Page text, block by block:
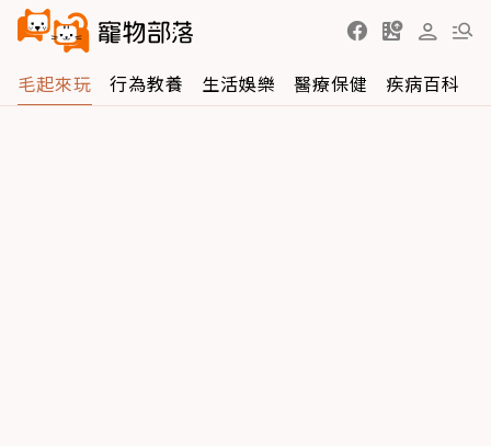
毛起來玩 行為教養 生活娛樂 醫療保健 疾病百科